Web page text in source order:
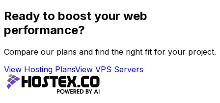
Ready to boost your web
performance?
Compare our plans and find the right fit for your project.
View Hosting PlansView VPS Servers